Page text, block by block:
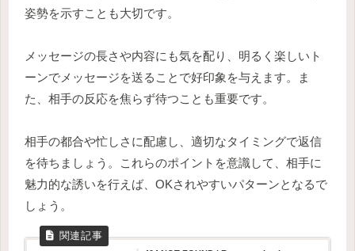
姿勢を示すことも大切です。
メッセージの長さや内容にも気を配り、明るく楽しいト
ーンでメッセージを送ることで好印象を与えます。ま
た、相手の反応を焦らず待つことも重要です。
相手の都合や忙しさに配慮し、適切なタイミングで返信
を待ちましょう。これらのポイントを意識して、相手に
魅力的な誘いを行えば、OKされやすいパターンとなるで
しょう。